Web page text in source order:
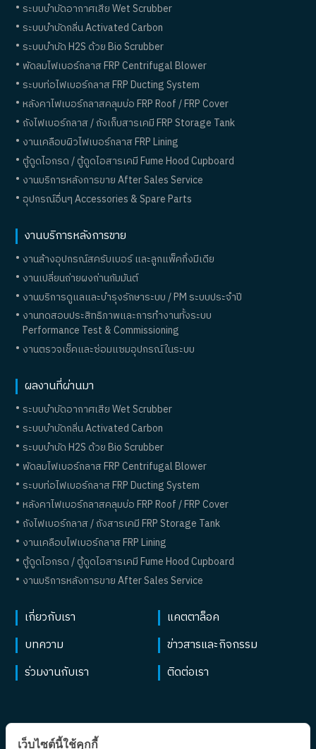
ระบบบำบัดอากาศเสีย Wet Scrubber
ระบบบำบัดกลิ่น Activated Carbon
ระบบบำบัด H2S ด้วย Bio Scrubber
พัดลมไฟเบอร์กลาส FRP Centrifugal Blower
ระบบท่อไฟเบอร์กลาส FRP Ducting System
หลังคาไฟเบอร์กลาสคลุมบ่อ FRP Roof / FRP Cover
ถังไฟเบอร์กลาส / ถังเก็บสารเคมี FRP Storage Tank
งานเคลือบผิวไฟเบอร์กลาส FRP Lining
ตู้ดูดไอกรด / ตู้ดูดไอสารเคมี Fume Hood Cupboard
งานบริการหลังการขาย After Sales Service
อุปกรณ์อื่นๆ Accessories & Spare Parts
งานบริการหลังการขาย
งานล้างอุปกรณ์สครับเบอร์ และลูกแพ็คกิ้งมีเดีย
งานเปลี่ยนถ่ายผงถ่านกัมมันต์
งานบริการดูแลและบำรุงรักษาระบบ / PM ระบบประจำปี
งานทดสอบประสิทธิภาพและการทำงานทั้งระบบ
Performance Test & Commissioning
งานตรวจเช็คและซ่อมแซมอุปกรณ์ในระบบ
ผลงานที่ผ่านมา
ระบบบำบัดอากาศเสีย Wet Scrubber
ระบบบำบัดกลิ่น Activated Carbon
ระบบบำบัด H2S ด้วย Bio Scrubber
พัดลมไฟเบอร์กลาส FRP Centrifugal Blower
ระบบท่อไฟเบอร์กลาส FRP Ducting System
หลังคาไฟเบอร์กลาสคลุมบ่อ FRP Roof / FRP Cover
ถังไฟเบอร์กลาส / ถังสารเคมี FRP Storage Tank
งานเคลือบไฟเบอร์กลาส FRP Lining
ตู้ดูดไอกรด / ตู้ดูดไอสารเคมี Fume Hood Cupboard
งานบริการหลังการขาย After Sales Service
เกี่ยวกับเรา
แคตตาล็อค
บทความ
ข่าวสารและกิจกรรม
ร่วมงานกับเรา
ติดต่อเรา
เว็บไซต์นี้ใช้คุกกี้